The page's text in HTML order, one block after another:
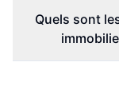
Quels sont